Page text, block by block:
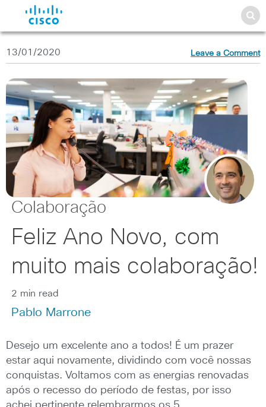
13/01/2020 Leave a Comment
Colaboração
Feliz Ano Novo, com
muito mais colaboração!
2 min read
Pablo Marrone
Desejo um excelente ano a todos! É um prazer
estar aqui novamente, dividindo com você nossas
conquistas. Voltamos com as energias renovadas
após o recesso do período de festas, por isso